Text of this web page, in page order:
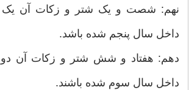
نهم: شصت و یک شتر و زكات آن
داخل سال پنجم شده باشد.
دهم: هفتاد و شش شتر و زكات آن
داخل سال سوم شده باشند.